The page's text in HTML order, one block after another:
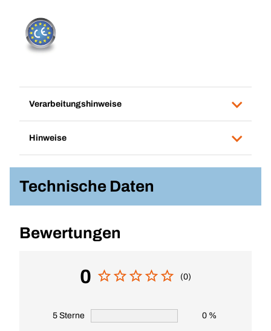
Verarbeitungshinweise
Hinweise
Technische Daten
Bewertungen
0 (0)
5 Sterne 0 %